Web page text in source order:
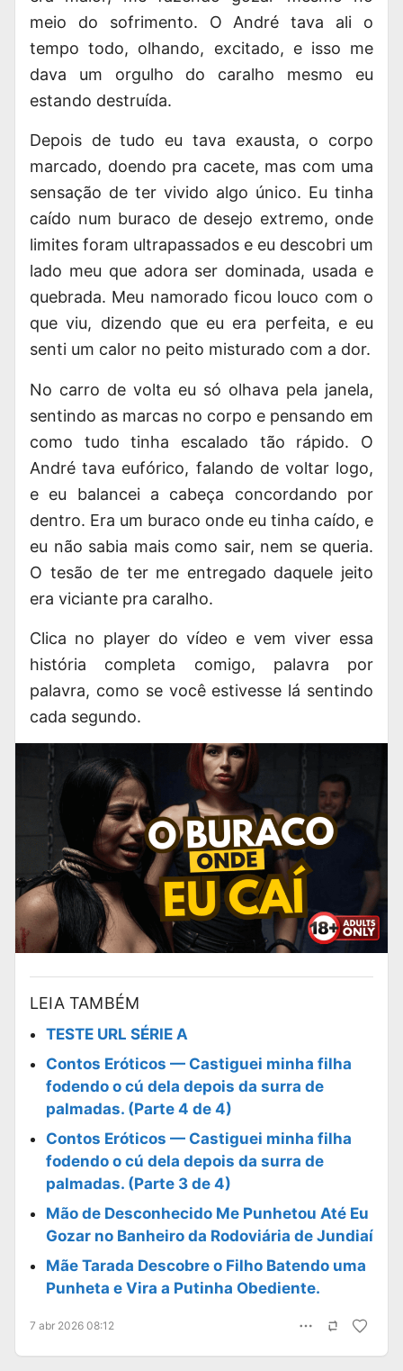
meio do sofrimento. O André tava ali o
tempo todo, olhando, excitado, e isso me
dava um orgulho do caralho mesmo eu
estando destruída.
Depois de tudo eu tava exausta, o corpo
marcado, doendo pra cacete, mas com uma
sensação de ter vivido algo único. Eu tinha
caído num buraco de desejo extremo, onde
limites foram ultrapassados e eu descobri um
lado meu que adora ser dominada, usada e
quebrada. Meu namorado ficou louco com o
que viu, dizendo que eu era perfeita, e eu
senti um calor no peito misturado com a dor.
No carro de volta eu só olhava pela janela,
sentindo as marcas no corpo e pensando em
como tudo tinha escalado tão rápido. O
André tava eufórico, falando de voltar logo,
e eu balancei a cabeça concordando por
dentro. Era um buraco onde eu tinha caído, e
eu não sabia mais como sair, nem se queria.
O tesão de ter me entregado daquele jeito
era viciante pra caralho.
Clica no player do vídeo e vem viver essa
história completa comigo, palavra por
palavra, como se você estivesse lá sentindo
cada segundo.
LEIA TAMBÉM
TESTE URL SÉRIE A
Contos Eróticos — Castiguei minha filha
fodendo o cú dela depois da surra de
palmadas. (Parte 4 de 4)
Contos Eróticos — Castiguei minha filha
fodendo o cú dela depois da surra de
palmadas. (Parte 3 de 4)
Mão de Desconhecido Me Punhetou Até Eu
Gozar no Banheiro da Rodoviária de Jundiaí
Mãe Tarada Descobre o Filho Batendo uma
Punheta e Vira a Putinha Obediente.
7 abr 2026 08:12